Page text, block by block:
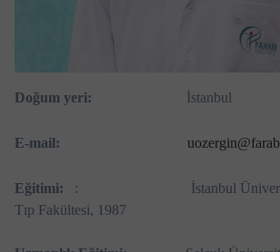
Doğum yeri: İstanbul
E-mail:
Eğitimi: : İstanbul Üniversitesi
Tıp Fakültesi, 1987